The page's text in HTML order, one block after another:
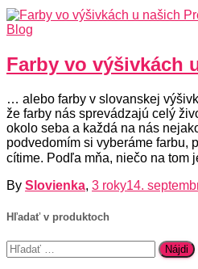
Blog
Farby vo výšivkách
… alebo farby v slovanskej
že farby nás sprevádzajú celý
okolo seba a každá na nás
podvedomím si vyberáme farbu,
cítime. Podľa mňa, niečo na tom
By Slovienka, 3 roky14.
Hľadať v produktoch
Hľadať: